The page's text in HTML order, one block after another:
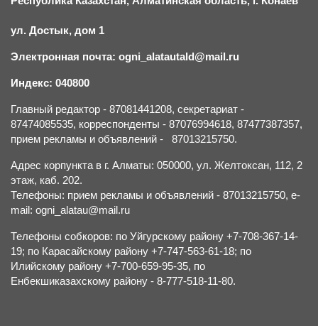
ул. Достык, дом 1
Электронная почта: ogni_alatautald@mail.ru
Индекс: 040800
Главный редактор - 87081441208, секретариат -
87474085535, корреспонденты - 87076994618, 87477387357,
прием рекламы и объявлений - 87013215750.
Адрес корпункта в г. Алматы: 050000, ул. Желтоксан, 112, 2
этаж, каб. 202.
Телефоны: прием рекламы и объявлений - 87013215750, e-
mail: ogni_alatau@mail.ru
Телефоны собкоров: по Уйгурскому району +7-708-367-14-
19; по Карасайскому району +7-747-563-61-18; по
Илийскому району +7-700-659-95-35, по
Енбекшиказахскому району - 8-777-518-11-80.